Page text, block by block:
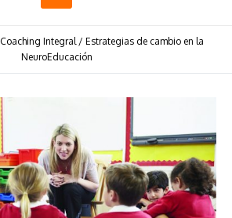
Coaching Integral / Estrategias de cambio en la
NeuroEducación